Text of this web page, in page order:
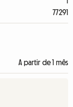
77291
A partir de 1 mês